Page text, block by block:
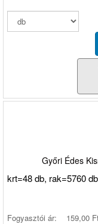
Győri Édes
krt=48 db, rak=5760
Fogyasztói ár: 159,00